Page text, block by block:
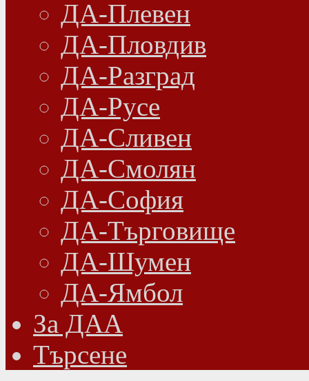
ДА-Плевен
ДА-Пловдив
ДА-Разград
ДА-Русе
ДА-Сливен
ДА-Смолян
ДА-София
ДА-Търговище
ДА-Шумен
ДА-Ямбол
Зa ДАА
Търсене